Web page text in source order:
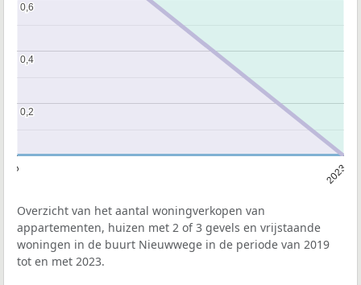
2023
0,2
0,2
0,4
0,4
0,6
0,6
Overzicht van het aantal woningverkopen van
appartementen, huizen met 2 of 3 gevels en vrijstaande
woningen in de buurt Nieuwwege in de periode van 2019
tot en met 2023.